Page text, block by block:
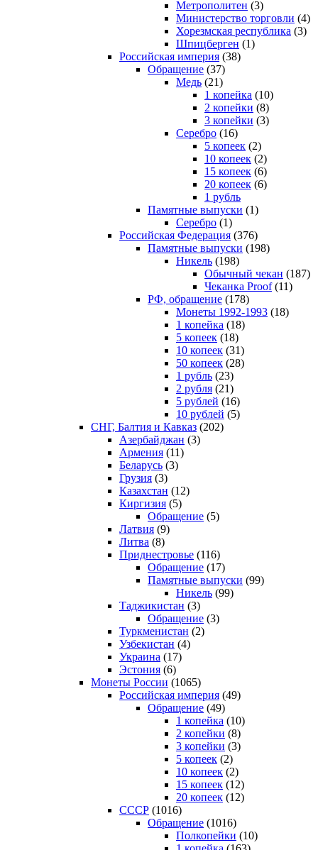
Метрополитен (3)
Министерство торговли (4)
Хорезмская республика (3)
Шпицберген (1)
Российская империя (38)
Обращение (37)
Медь (21)
1 копейка (10)
2 копейки (8)
3 копейки (3)
Серебро (16)
5 копеек (2)
10 копеек (2)
15 копеек (6)
20 копеек (6)
1 рубль
Памятные выпуски (1)
Серебро (1)
Российская Федерация (376)
Памятные выпуски (198)
Никель (198)
Обычный чекан (187)
Чеканка Proof(11)
РФ, обращение (178)
Монеты 1992-1993 (18)
1 копейка (18)
5 копеек (18)
10 копеек (31)
50 копеек (28)
1 рубль (23)
2 рубля (21)
5 рублей (16)
10 рублей (5)
СНГ, Балтия и Кавказ (202)
Азербайджан (3)
Армения (11)
Беларусь (3)
Грузия (3)
Казахстан (12)
Киргизия (5)
Обращение (5)
Латвия (9)
Литва (8)
Приднестровье (116)
Обращение (17)
Памятные выпуски (99)
Никель (99)
Таджикистан (3)
Обращение (3)
Туркменистан (2)
Узбекистан (4)
Украина (17)
Эстония (6)
Монеты России (1065)
Российская империя (49)
Обращение (49)
1 копейка (10)
2 копейки (8)
3 копейки (3)
5 копеек (2)
10 копеек (2)
15 копеек (12)
20 копеек (12)
СССР (1016)
Обращение (1016)
Полкопейки (10)